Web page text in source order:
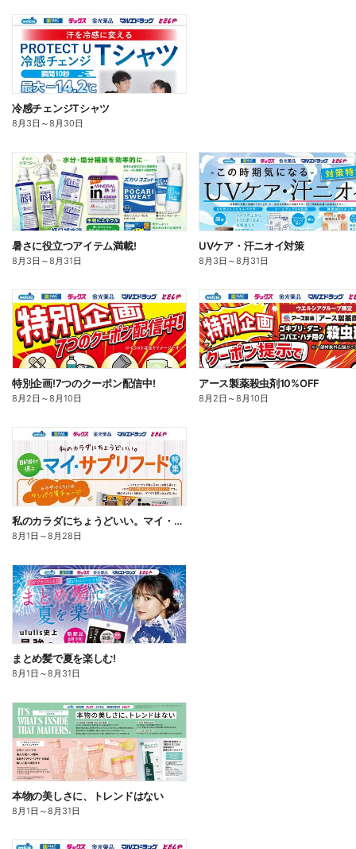
冷感チェンジTシャツ
8月3日 ～8月30日
暑さに役立つアイテム満載!
8月3日 ～8月31日
UVケア・汗ニオイ対策
8月3日 ～8月31日
特別企画!7つのクーポン配信中!
8月2日 ～8月10日
アース製薬殺虫剤10%OFF
8月2日 ～8月10日
私のカラダにちょうどいい。マイ・サプリフード
8月1日 ～8月28日
まとめ髪で夏を楽しむ!
8月1日 ～8月31日
本物の美しさに、トレンドはない
8月1日 ～8月31日